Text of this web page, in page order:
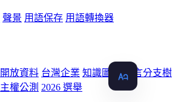
聲景 用語保存 用語轉換器
開放資料 台灣企業 知識圖譜 語言分支樹
主權公測 2026 選舉